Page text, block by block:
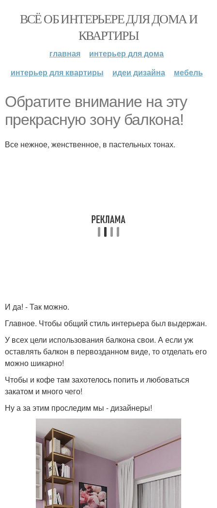
ВСЁ ОБ ИНТЕРЬЕРЕ ДЛЯ ДОМА И
КВАРТИРЫ
главная
интерьер для дома
интерьер для квартиры
идеи дизайна мебель
Обратите внимание на эту
прекрасную зону балкона!
Все нежное, женственное, в пастельных тонах.
И да! - Так можно.
Главное. Чтобы общий стиль интерьера был выдержан.
У всех цели использования балкона свои. А если уж
оставлять балкон в первозданном виде, то отделать его
можно шикарно!
Чтобы и кофе там захотелось попить и любоваться
закатом и много чего!
Ну а за этим проследим мы - дизайнеры!